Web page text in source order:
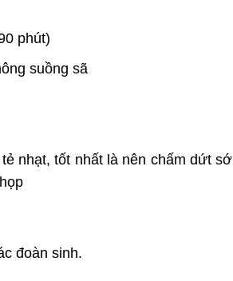
phút)
suồng sã
nhạt, tốt nhất là nên chấm dứt
đoàn sinh.